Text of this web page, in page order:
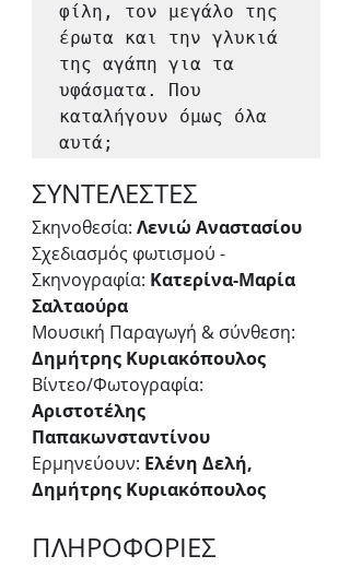
φίλη, τον μεγάλο της
έρωτα και την γλυκιά
της αγάπη για τα
υφάσματα. Που
καταλήγουν όμως όλα
αυτά;
ΣΥΝΤΕΛΕΣΤΕΣ
Σκηνοθεσία: Λενιώ Αναστασίου
Σχεδιασμός φωτισμού -
Σκηνογραφία: Κατερίνα-Μαρία
Σαλταούρα
Μουσική Παραγωγή & σύνθεση:
Δημήτρης Κυριακόπουλος
Βίντεο/Φωτογραφία:
Αριστοτέλης
Παπακωνσταντίνου
Ερμηνεύουν: Ελένη Δελή,
Δημήτρης Κυριακόπουλος
ΠΛΗΡΟΦΟΡΙΕΣ